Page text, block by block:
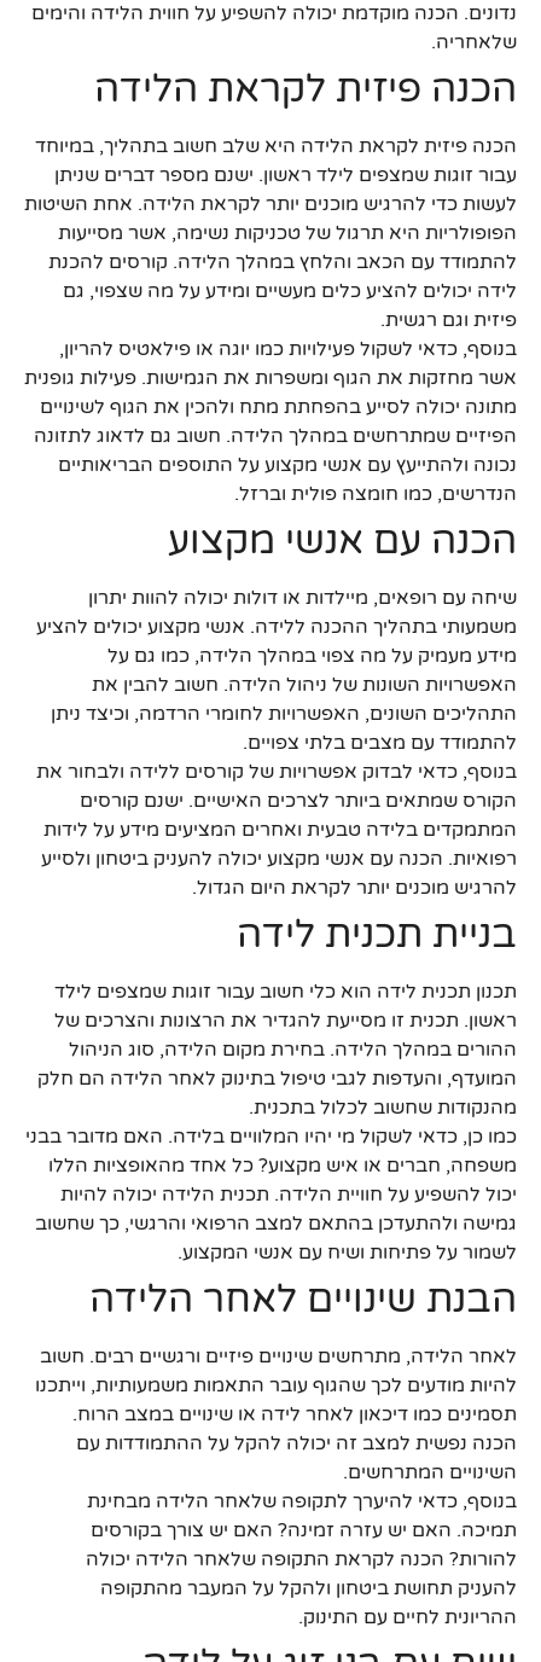
נדונים. הכנה מוקדמת יכולה להשפיע על חווית הלידה והימים
שלאחריה.
הכנה פיזית לקראת הלידה
הכנה פיזית לקראת הלידה היא שלב חשוב בתהליך, במיוחד
עבור זוגות שמצפים לילד ראשון. ישנם מספר דברים שניתן
לעשות כדי להרגיש מוכנים יותר לקראת הלידה. אחת השיטות
הפופולריות היא תרגול של טכניקות נשימה, אשר מסייעות
להתמודד עם הכאב והלחץ במהלך הלידה. קורסים להכנת
לידה יכולים להציע כלים מעשיים ומידע על מה שצפוי, גם
פיזית וגם רגשית.
בנוסף, כדאי לשקול פעילויות כמו יוגה או פילאטיס להריון,
אשר מחזקות את הגוף ומשפרות את הגמישות. פעילות גופנית
מתונה יכולה לסייע בהפחתת מתח ולהכין את הגוף לשינויים
הפיזיים שמתרחשים במהלך הלידה. חשוב גם לדאוג לתזונה
נכונה ולהתייעץ עם אנשי מקצוע על התוספים הבריאותיים
הנדרשים, כמו חומצה פולית וברזל.
הכנה עם אנשי מקצוע
שיחה עם רופאים, מיילדות או דולות יכולה להוות יתרון
משמעותי בתהליך ההכנה ללידה. אנשי מקצוע יכולים להציע
מידע מעמיק על מה צפוי במהלך הלידה, כמו גם על
האפשרויות השונות של ניהול הלידה. חשוב להבין את
התהליכים השונים, האפשרויות לחומרי הרדמה, וכיצד ניתן
להתמודד עם מצבים בלתי צפויים.
בנוסף, כדאי לבדוק אפשרויות של קורסים ללידה ולבחור את
הקורס שמתאים ביותר לצרכים האישיים. ישנם קורסים
המתמקדים בלידה טבעית ואחרים המציעים מידע על לידות
רפואיות. הכנה עם אנשי מקצוע יכולה להעניק ביטחון ולסייע
להרגיש מוכנים יותר לקראת היום הגדול.
בניית תכנית לידה
תכנון תכנית לידה הוא כלי חשוב עבור זוגות שמצפים לילד
ראשון. תכנית זו מסייעת להגדיר את הרצונות והצרכים של
ההורים במהלך הלידה. בחירת מקום הלידה, סוג הניהול
המועדף, והעדפות לגבי טיפול בתינוק לאחר הלידה הם חלק
מהנקודות שחשוב לכלול בתכנית.
כמו כן, כדאי לשקול מי יהיו המלוויים בלידה. האם מדובר בבני
משפחה, חברים או איש מקצוע? כל אחד מהאופציות הללו
יכול להשפיע על חוויית הלידה. תכנית הלידה יכולה להיות
גמישה ולהתעדכן בהתאם למצב הרפואי והרגשי, כך שחשוב
לשמור על פתיחות ושיח עם אנשי המקצוע.
הבנת שינויים לאחר הלידה
לאחר הלידה, מתרחשים שינויים פיזיים ורגשיים רבים. חשוב
להיות מודעים לכך שהגוף עובר התאמות משמעותיות, וייתכנו
תסמינים כמו דיכאון לאחר לידה או שינויים במצב הרוח.
הכנה נפשית למצב זה יכולה להקל על ההתמודדות עם
השינויים המתרחשים.
בנוסף, כדאי להיערך לתקופה שלאחר הלידה מבחינת
תמיכה. האם יש עזרה זמינה? האם יש צורך בקורסים
להורות? הכנה לקראת התקופה שלאחר הלידה יכולה
להעניק תחושת ביטחון ולהקל על המעבר מהתקופה
ההריונית לחיים עם התינוק.